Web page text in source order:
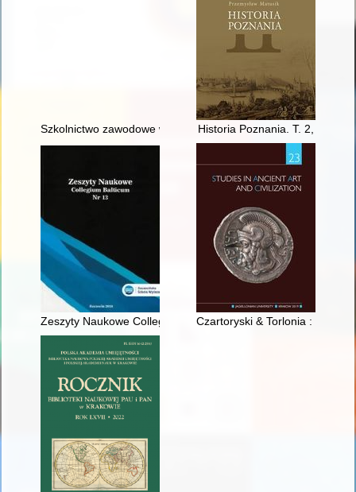
Szkolnictwo zawodowe w Mikołowie w odrodzonej
Historia Poznania. T. 2,
Zeszyty Naukowe Collegium Balticum. Nr 13 (2018)
Czartoryski & Torlonia : a